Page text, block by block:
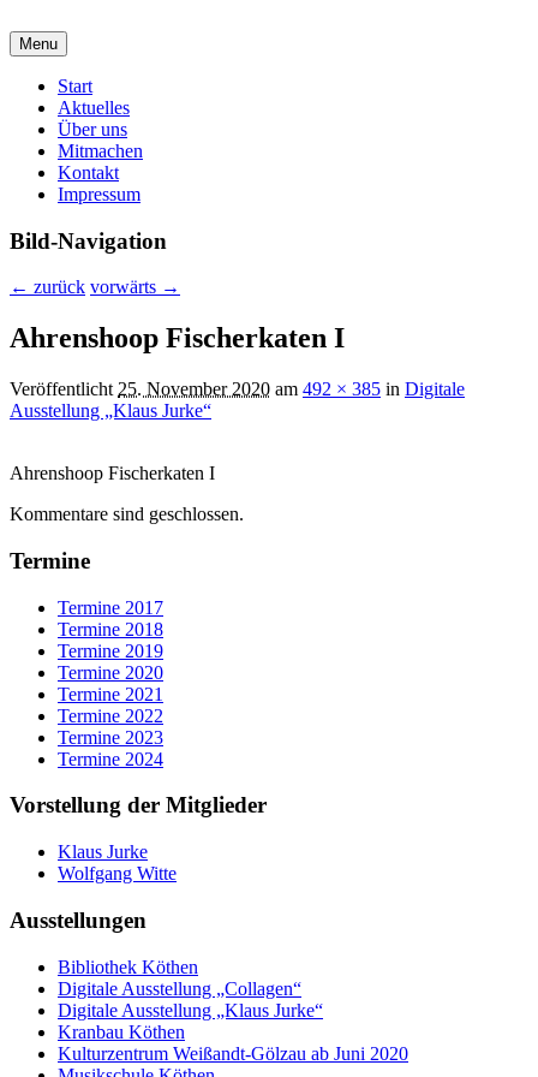
malzirkel-koethen.de
Verein für Freunde der Malerei und Grafik
Menu
Hauptmenü
Start
Aktuelles
Über uns
Mitmachen
Kontakt
Impressum
Bild-Navigation
← zurück vorwärts →
Ahrenshoop Fischerkaten I
Veröffentlicht 25. November 2020 am 492 × 385 in Digitale
Ausstellung „Klaus Jurke“
Ahrenshoop Fischerkaten I
Kommentare sind geschlossen.
Termine
Termine 2017
Termine 2018
Termine 2019
Termine 2020
Termine 2021
Termine 2022
Termine 2023
Termine 2024
Vorstellung der Mitglieder
Klaus Jurke
Wolfgang Witte
Ausstellungen
Bibliothek Köthen
Digitale Ausstellung „Collagen“
Digitale Ausstellung „Klaus Jurke“
Kranbau Köthen
Kulturzentrum Weißandt-Gölzau ab Juni 2020